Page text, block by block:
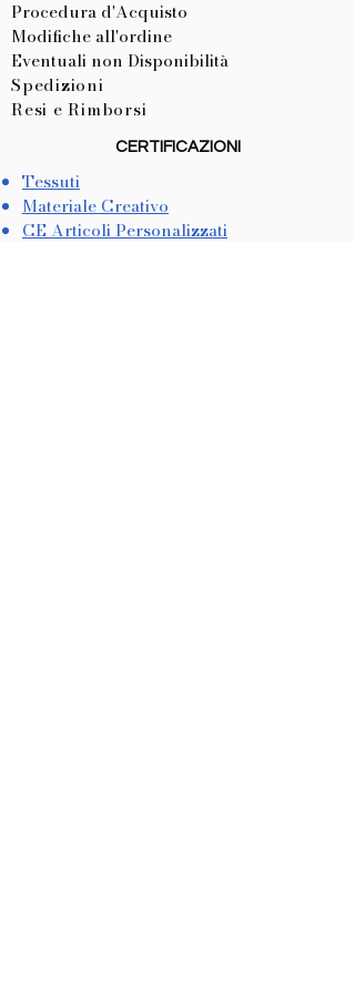
Procedura d'Acquisto
Modifiche all'ordine
Eventuali non Disponibilità
Spedizioni
Resi e Rimborsi
CERTIFICAZIONI
Tessuti
Materiale Creativo
CE Articoli Personalizzati